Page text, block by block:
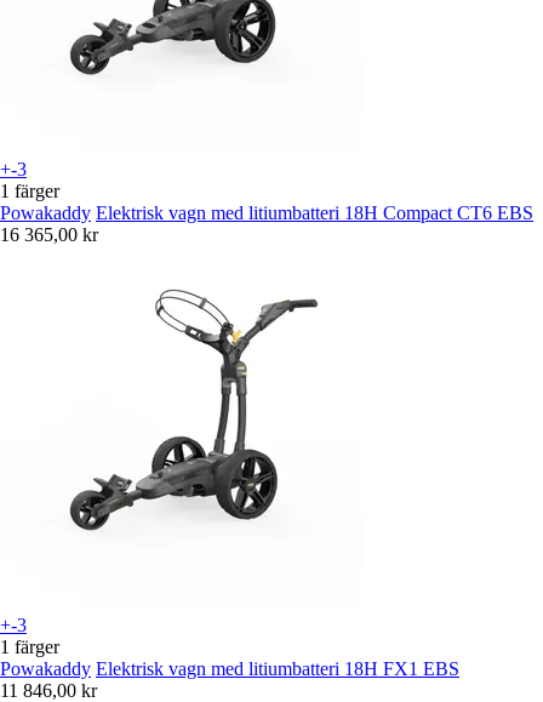
+-3
1 färger
Powakaddy Elektrisk vagn med litiumbatteri 18H Compact CT6 EBS
16 365,00 kr
+-3
1 färger
Powakaddy Elektrisk vagn med litiumbatteri 18H FX1 EBS
11 846,00 kr